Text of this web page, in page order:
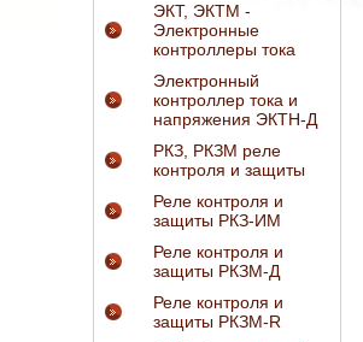
ЭКТ, ЭКТМ -
Электронные
контроллеры тока
Электронный
контроллер тока и
напряжения ЭКТН-Д
РКЗ, РКЗМ реле
контроля и защиты
Реле контроля и
защиты РКЗ-ИМ
Реле контроля и
защиты РКЗМ-Д
Реле контроля и
защиты РКЗМ-R